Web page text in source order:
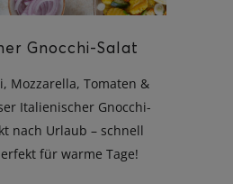
Gnocchi-Salat
Mozzarella, Tomaten &
Italienischer Gnocchi-
nach Urlaub – schnell
für warme Tage!